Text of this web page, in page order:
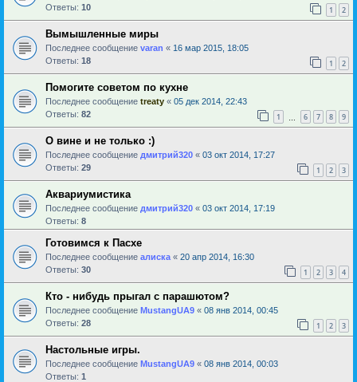
Ответы: 10 1 2
Вымышленные миры
Последнее сообщение varan « 16 мар 2015, 18:05
Ответы: 18 1 2
Помогите советом по кухне
Последнее сообщение treaty « 05 дек 2014, 22:43
Ответы: 82 1 6 7 8 9
О вине и не только :)
Последнее сообщение дмитрий320 « 03 окт 2014, 17:27
Ответы: 29 1 2 3
Аквариумистика
Последнее сообщение дмитрий320 « 03 окт 2014, 17:19
Ответы: 8
Готовимся к Пасхе
Последнее сообщение алиска « 20 апр 2014, 16:30
Ответы: 30 1 2 3 4
Кто - нибудь прыгал с парашютом?
Последнее сообщение MustangUA9 « 08 янв 2014, 00:45
Ответы: 28 1 2 3
Настольные игры.
Последнее сообщение MustangUA9 « 08 янв 2014, 00:03
Ответы: 1